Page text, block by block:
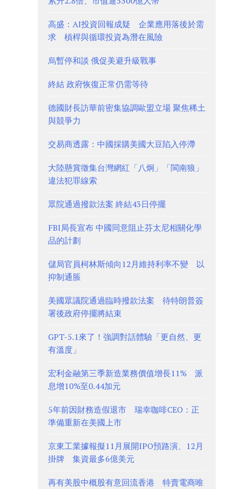
高盛：AI投資回報成疑 企業應用落後於需
求 槓桿與循環投資為潛在風險
烏暫停和談 俄促美避升級戰事
終結 政府恢復正常仍需等待
德國財長訪華前密集協調歐盟立場 聚焦稀土
與競爭力
交易商透露：中國採購美國大豆陷入停滯
大陸懸賞徵集台灣網紅「八炯」「閩南狼」
違法犯罪線索
眾院通過撥款法案 終結43日停擺
FBI局長宣布 中國同意阻止芬太尼相關化學
品的計劃
儲局官員柯林斯傾向12月維持利率不變 以
抑制通脹
美國眾議院通過臨時撥款法案 待特朗普簽
署後政府停擺將結束
GPT-5.1來了！強調對話體驗「更自然、更
有溫度」
宏利金融第三季新造業務價值增長11% 派
息增10%至0.44加元
5年前因財務造假退市 瑞幸咖啡CEO：正
準備重新在美國上市
京東工業據報擬11月展開IPO預路演、12月
掛牌 集資最多6億美元
再有美股中概股有意回流香港 特賣電商唯